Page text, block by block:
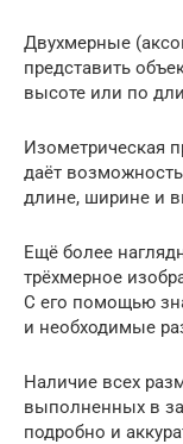
Двухмерные
представить
высоте или по
Изометрическая
даёт
длине, ширине и
Ещё более
трёхмерное
С его помощью
и необходимые
Наличие всех
выполненных в
подробно и